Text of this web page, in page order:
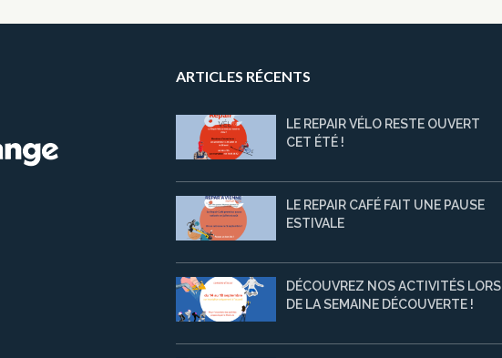
ARTICLES RÉCENTS
LE REPAIR VÉLO RESTE OUVERT
CET ÉTÉ !
LE REPAIR CAFÉ FAIT UNE PAUSE
ESTIVALE
DÉCOUVREZ NOS ACTIVITÉS LORS
DE LA SEMAINE DÉCOUVERTE !